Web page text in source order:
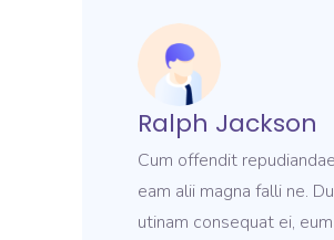
Ralph Jackson
Cum offendit
eam alii magna falli ne.
utinam consequat ei, eum